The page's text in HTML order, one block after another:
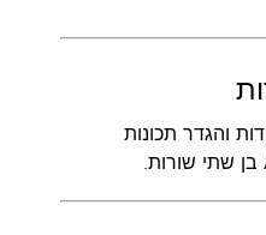
והגדר תכונות